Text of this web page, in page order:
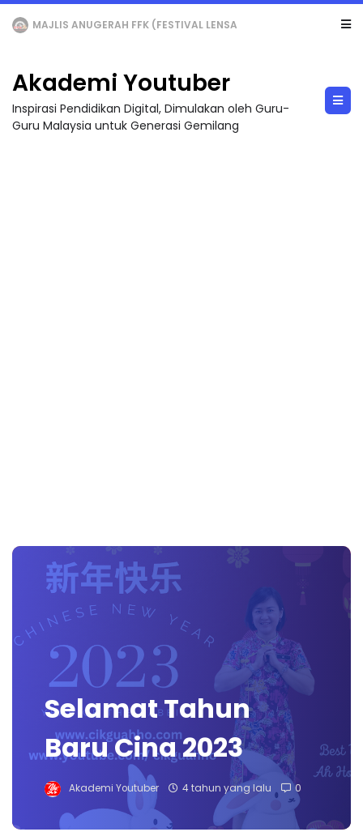
LIVE 🔴 [LIVE] MATEMATIK SR, WANG TAHUN 6 OLEH CIKGU ANITA #ALLINONE #141 #...
Akademi Youtuber
Inspirasi Pendidikan Digital, Dimulakan oleh Guru-
Guru Malaysia untuk Generasi Gemilang
Selamat Tahun
Baru Cina 2023
Akademi Youtuber 4 tahun yang lalu 0